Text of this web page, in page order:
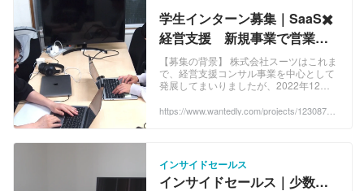
学生インターン募集｜SaaS✖️
経営支援 新規事業で営業ス
キルを身につける - 株式会社ス
ーツのその他の採用 -
Wantedly
【募集の背景】 株式会社スーツはこれま
で、経営支援コンサル事業を中心として
発展してまいりましたが、2022年12月
https://www.wantedly.com/projects/1230878?
インサイドセールス
インサイドセールス｜少数精